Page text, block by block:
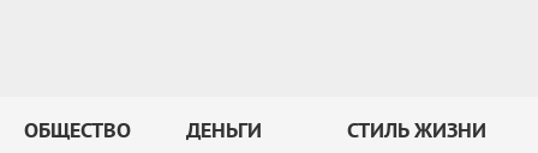
ОБЩЕСТВО ДЕНЬГИ СТИЛЬ ЖИЗНИ